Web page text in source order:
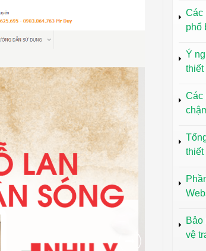
Các
phổ
Ý
thiết
Các
thiết
Bảo
vệ